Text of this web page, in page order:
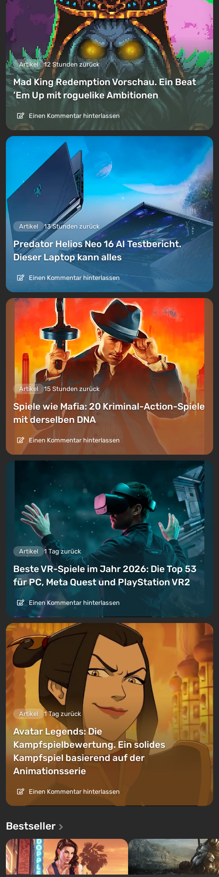
Artikel 12 Stunden zurück
Mad King Redemption Vorschau. Ein Beat
’Em Up mit roguelike Ambitionen
Einen Kommentar hinterlassen
Artikel 13 Stunden zurück
Predator Helios Neo 16 AI Testbericht.
Dieser Laptop kann alles
Einen Kommentar hinterlassen
Artikel 15 Stunden zurück
Spiele wie Mafia: 20 Kriminal-Action-Spiele
mit derselben DNA
Einen Kommentar hinterlassen
Artikel 1 Tag zurück
Beste VR-Spiele im Jahr 2026: Die Top 53
für PC, Meta Quest und PlayStation VR2
Einen Kommentar hinterlassen
Artikel 1 Tag zurück
Avatar Legends: Die
Kampfspielbewertung. Ein solides
Kampfspiel basierend auf der
Animationsserie
Einen Kommentar hinterlassen
Bestseller